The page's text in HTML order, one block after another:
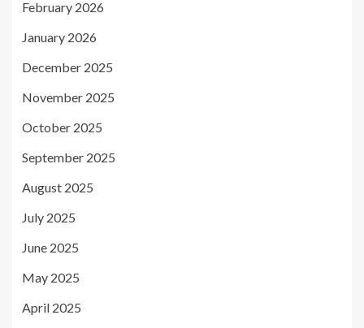
February 2026
January 2026
December 2025
November 2025
October 2025
September 2025
August 2025
July 2025
June 2025
May 2025
April 2025